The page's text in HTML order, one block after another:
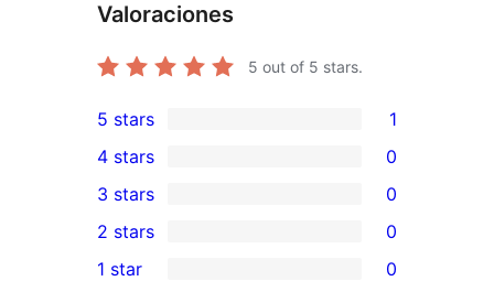
Valoraciones
5 out of 5 stars.
1
5-
star
review
5 stars 1
4-
star
reviews
4 stars 0
0
3-
star
3 stars 0
2-
2 stars 0
1 star 0